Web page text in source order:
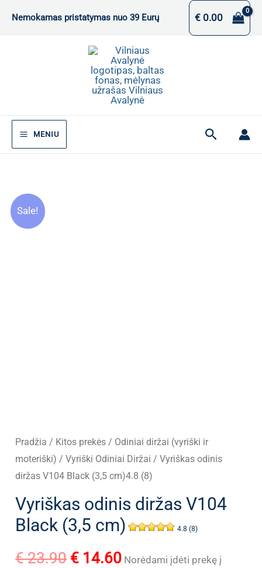
Nemokamas pristatymas nuo 39 Eurų €0.00
MENIU Paieška
Sale!
Pradžia / Kitos prekės / Odiniai diržai (vyriški ir
moteriški) /Vyriški Odiniai Diržai / Vyriškas odinis
diržas V104 Black (3,5 cm)4.8 (8)
Vyriškas odinis diržas V104
Black (3,5 cm)
4.8 (8)
€23.90 Original
€ 14.60Current
Norėdami įdėti prekę į